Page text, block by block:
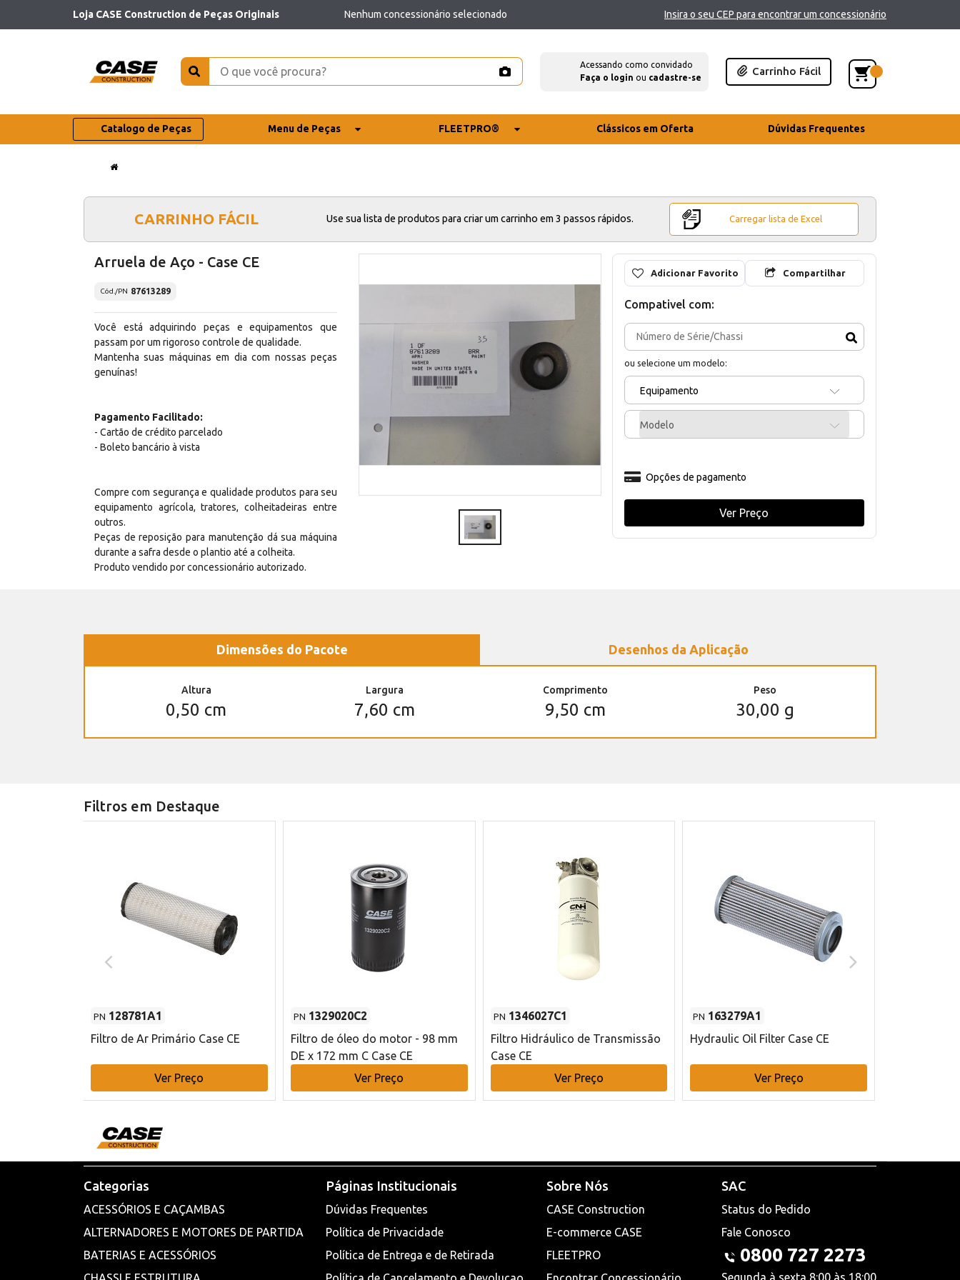
Loja CASE Construction de Peças Originais Nenhum concessionário selecionado Insira o seu CEP para encontrar um concessionário
Acessando como convidado
Faça o login ou cadastre-se
Carrinho Fácil
Catalogo de Peças Menu de Peças FLEETPRO® Clássicos em Oferta Dúvidas Frequentes
CARRINHO FÁCIL Use sua lista de produtos para criar um carrinho em 3 passos rápidos. Carregar lista de Excel
Arruela de Aço - Case CE
Cód./PN 87613289
Você está adquirindo peças e equipamentos que
passam por um rigoroso controle de qualidade.
Mantenha suas máquinas em dia com nossas peças
genuínas!
Pagamento Facilitado:
- Cartão de crédito parcelado
- Boleto bancário à vista
Compre com segurança e qualidade produtos para seu
equipamento agrícola, tratores, colheitadeiras entre
outros.
Peças de reposição para manutenção dá sua máquina
durante a safra desde o plantio até a colheita.
Produto vendido por concessionário autorizado.
Adicionar Favorito Compartilhar
Compativel com:
ou selecione um modelo:
Equipamento
Modelo
Opções de pagamento
Ver Preço
Dimensões do Pacote Desenhos da Aplicação
Altura
0,50 cm
Largura
7,60 cm
Comprimento
9,50 cm
Peso
30,00 g
Filtros em Destaque
PN 128781A1
Filtro de Ar Primário Case CE
Ver Preço
PN 1329020C2
Filtro de óleo do motor - 98 mm
DE x 172 mm C Case CE
Ver Preço
PN 1346027C1
Filtro Hidráulico de Transmissão
Case CE
Ver Preço
PN 163279A1
Hydraulic Oil Filter Case CE
Ver Preço
Categorias
ACESSÓRIOS E CAÇAMBAS
ALTERNADORES E MOTORES DE PARTIDA
BATERIAS E ACESSÓRIOS
Páginas Institucionais
Dúvidas Frequentes
Política de Privacidade
Política de Entrega e de Retirada
Sobre Nós
CASE Construction
E-commerce CASE
FLEETPRO
SAC
Status do Pedido
Fale Conosco
0800 727 2273
Segunda à sexta 8:00 às 18:00